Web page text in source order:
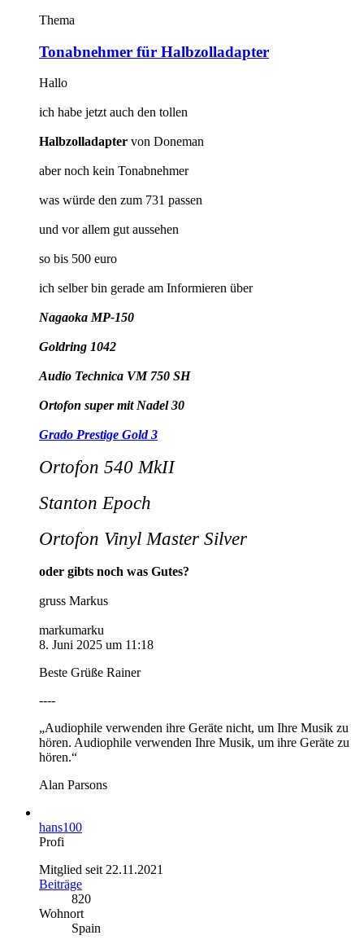
Thema
Tonabnehmer für Halbzolladapter
Hallo
ich habe jetzt auch den tollen
Halbzolladapter von Doneman
aber noch kein Tonabnehmer
was würde den zum 731 passen
und vor allem gut aussehen
so bis 500 euro
ich selber bin gerade am Informieren über
Nagaoka MP-150
Goldring 1042
Audio Technica VM 750 SH
Ortofon super mit Nadel 30
Grado Prestige Gold 3
Ortofon 540 MkII
Stanton Epoch
Ortofon Vinyl Master Silver
oder gibts noch was Gutes?
gruss Markus
markumarku
8. Juni 2025 um 11:18
Beste Grüße Rainer
----
„Audiophile verwenden ihre Geräte nicht, um Ihre Musik zu
hören. Audiophile verwenden Ihre Musik, um ihre Geräte zu
hören.“
Alan Parsons
hans100
Profi
Mitglied seit 22.11.2021
Beiträge
820
Wohnort
Spain